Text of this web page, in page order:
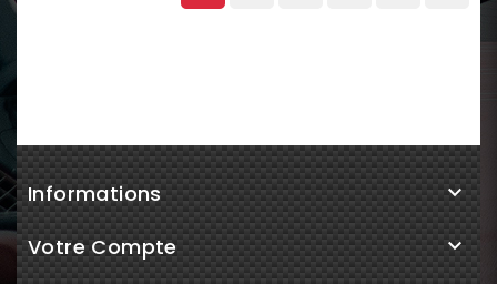
Informations 
Votre Compte 